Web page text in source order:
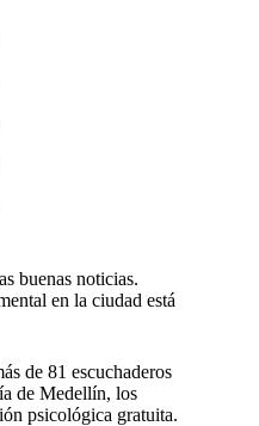
buenas noticias.
en la ciudad está
de 81 escuchaderos
de Medellín, los
psicológica gratuita.